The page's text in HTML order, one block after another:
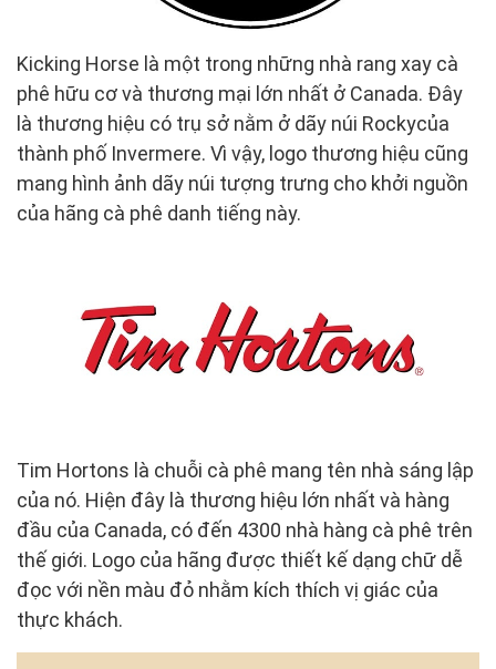
Kicking Horse là một trong những nhà rang xay cà
phê hữu cơ và thương mại lớn nhất ở Canada. Đây
là thương hiệu có trụ sở nằm ở dãy núi Rockycủa
thành phố Invermere. Vì vậy, logo thương hiệu cũng
mang hình ảnh dãy núi tượng trưng cho khởi nguồn
của hãng cà phê danh tiếng này.
Tim Hortons là chuỗi cà phê mang tên nhà sáng lập
của nó. Hiện đây là thương hiệu lớn nhất và hàng
đầu của Canada, có đến 4300 nhà hàng cà phê trên
thế giới. Logo của hãng được thiết kế dạng chữ dễ
đọc với nền màu đỏ nhằm kích thích vị giác của
thực khách.